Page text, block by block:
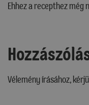
Ehhez a recepthez még
Vélemény írásához,